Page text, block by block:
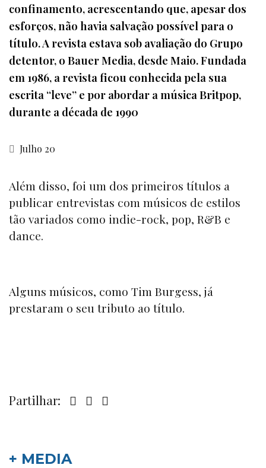
confinamento, acrescentando que, apesar dos
esforços, não havia salvação possível para o
título. A revista estava sob avaliação do Grupo
detentor, o Bauer Media, desde Maio. Fundada
em 1986, a revista ficou conhecida pela sua
escrita “leve” e por abordar a música Britpop,
durante a década de 1990
Julho 20
Além disso, foi um dos primeiros títulos a
publicar entrevistas com músicos de estilos
tão variados como indie-rock, pop, R&B e
dance.
Alguns músicos, como Tim Burgess, já
prestaram o seu tributo ao título.
Partilhar:
+ MEDIA